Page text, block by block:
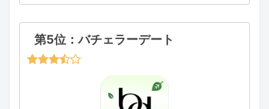
第5位：バチェラーデート